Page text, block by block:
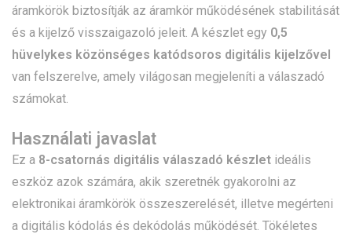
áramkörök biztosítják az áramkör működésének stabilitását
és a kijelző visszaigazoló jeleit. A készlet egy 0,5
hüvelykes közönséges katódsoros digitális kijelzővel
van felszerelve, amely világosan megjeleníti a válaszadó
számokat.
Használati javaslat
Ez a 8-csatornás digitális válaszadó készlet ideális
eszköz azok számára, akik szeretnék gyakorolni az
elektronikai áramkörök összeszerelését, illetve megérteni
a digitális kódolás és dekódolás működését. Tökéletes